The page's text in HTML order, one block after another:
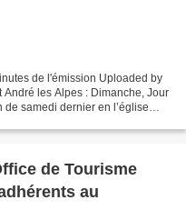
de l'émission Uploaded by
les Alpes : Dimanche, Jour
samedi dernier en l’église
de Tourisme
au